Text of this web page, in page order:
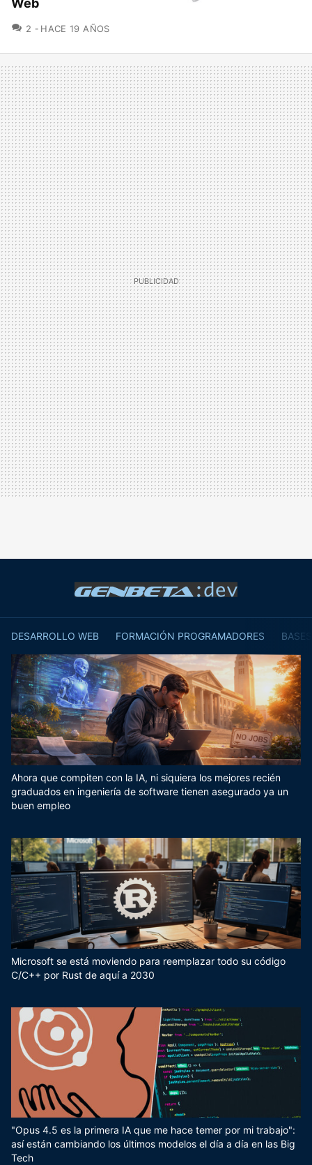
Web
2 COMENTARIOS
HACE 19 AÑOS
DESARROLLO WEB FORMACIÓN PROGRAMADORES
Ahora que compiten con la IA, ni siquiera los mejores recién
graduados en ingeniería de software tienen asegurado ya un
buen empleo
Microsoft se está moviendo para reemplazar todo su código
C/C++ por Rust de aquí a 2030
"Opus 4.5 es la primera IA que me hace temer por mi trabajo":
así están cambiando los últimos modelos el día a día en las Big
Tech